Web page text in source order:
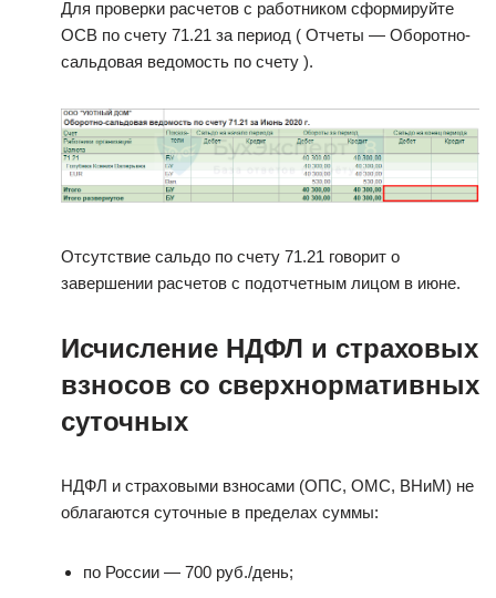
Для проверки расчетов с работником сформируйте
ОСВ по счету 71.21 за период ( Отчеты — Оборотно-
сальдовая ведомость по счету ).
Отсутствие сальдо по счету 71.21 говорит о
завершении расчетов с подотчетным лицом в июне.
Исчисление НДФЛ и страховых
взносов со сверхнормативных
суточных
НДФЛ и страховыми взносами (ОПС, ОМС, ВНиМ) не
облагаются суточные в пределах суммы:
по России — 700 руб./день;